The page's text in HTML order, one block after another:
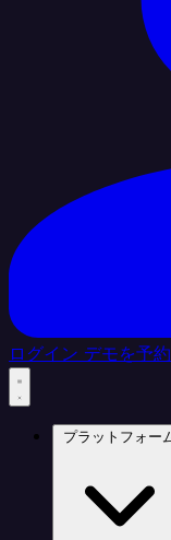
ログイン デモを予約